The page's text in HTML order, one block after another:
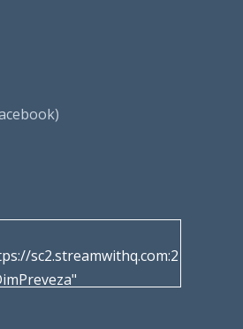
sc2.streamwithq.com:2